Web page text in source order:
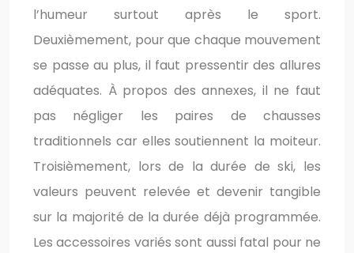
l’humeur surtout après le sport.
Deuxièmement, pour que chaque mouvement
se passe au plus, il faut pressentir des allures
adéquates. À propos des annexes, il ne faut
pas négliger les paires de chausses
traditionnels car elles soutiennent la moiteur.
Troisièmement, lors de la durée de ski, les
valeurs peuvent relevée et devenir tangible
sur la majorité de la durée déjà programmée.
Les accessoires variés sont aussi fatal pour ne